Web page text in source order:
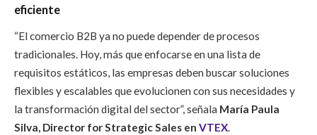
eficiente
“El comercio B2B ya no puede depender de procesos
tradicionales. Hoy, más que enfocarse en una lista de
requisitos estáticos, las empresas deben buscar soluciones
flexibles y escalables que evolucionen con sus necesidades y
la transformación digital del sector”, señala María Paula
Silva, Director for Strategic Sales en VTEX.